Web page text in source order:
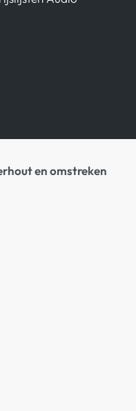
en omstreken